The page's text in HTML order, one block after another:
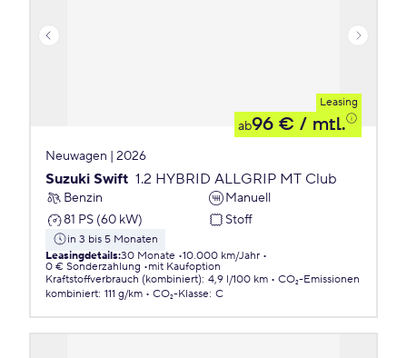
Leasing
ab96 € / mtl.
Neuwagen | 2026
Suzuki Swift 1.2 HYBRID ALLGRIP MT Club
Benzin
Manuell
81 PS (60 kW)
Stoff
in 3 bis 5 Monaten
Leasingdetails:30 Monate 10.000 km/Jahr
0 € Sonderzahlung
mit Kaufoption
Kraftstoffverbrauch (kombiniert): 4,9 l/100 km
CO₂-Emissionen
kombiniert: 111 g/km CO₂-Klasse: C